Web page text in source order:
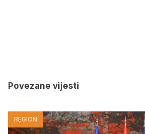
Povezane vijesti
REGION